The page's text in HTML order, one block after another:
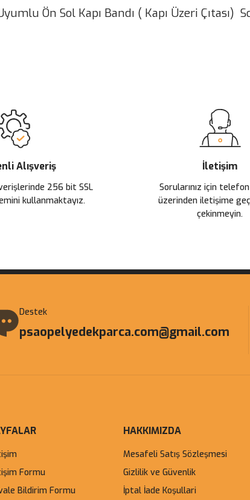
Ön Sol Kapı Bandı ( Kapı Üzeri Çıtası)
Alışveriş
256 bit SSL
kullanmaktayız.
İletişim
Sorularınız için
üzerinden iletişime
çekinmeyin.
Destek
psaopelyedekparca.com@gmail.com
Formu
Bildirim Formu
HAKKIMIZDA
Mesafeli Satış Sözleşmesi
Gizlilik ve Güvenlik
İptal İade Koşullari